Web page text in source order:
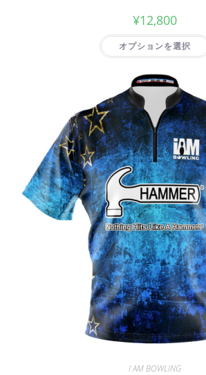
¥12,800
オプションを選択
I AM BOWLING